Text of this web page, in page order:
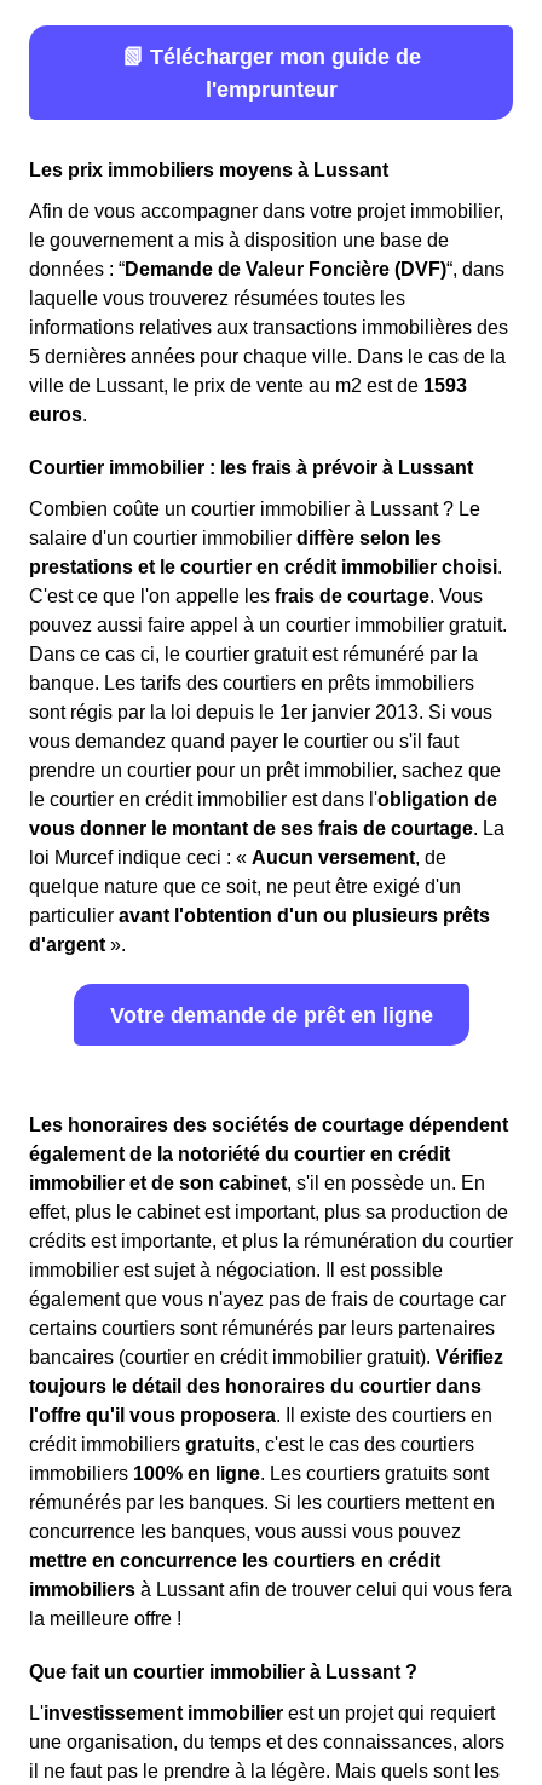
📗 Télécharger mon guide de
l'emprunteur
Les prix immobiliers moyens à Lussant
Afin de vous accompagner dans votre projet immobilier,
le gouvernement a mis à disposition une base de
données : “Demande de Valeur Foncière (DVF)“, dans
laquelle vous trouverez résumées toutes les
informations relatives aux transactions immobilières des
5 dernières années pour chaque ville. Dans le cas de la
ville de Lussant, le prix de vente au m2 est de 1593
euros.
Courtier immobilier : les frais à prévoir à Lussant
Combien coûte un courtier immobilier à Lussant ? Le
salaire d'un courtier immobilier diffère selon les
prestations et le courtier en crédit immobilier choisi.
C'est ce que l'on appelle les frais de courtage. Vous
pouvez aussi faire appel à un courtier immobilier gratuit.
Dans ce cas ci, le courtier gratuit est rémunéré par la
banque. Les tarifs des courtiers en prêts immobiliers
sont régis par la loi depuis le 1er janvier 2013. Si vous
vous demandez quand payer le courtier ou s'il faut
prendre un courtier pour un prêt immobilier, sachez que
le courtier en crédit immobilier est dans l'obligation de
vous donner le montant de ses frais de courtage. La
loi Murcef indique ceci : « Aucun versement, de
quelque nature que ce soit, ne peut être exigé d'un
particulier avant l'obtention d'un ou plusieurs prêts
d'argent ».
Votre demande de prêt en ligne
Les honoraires des sociétés de courtage dépendent
également de la notoriété du courtier en crédit
immobilier et de son cabinet, s'il en possède un. En
effet, plus le cabinet est important, plus sa production de
crédits est importante, et plus la rémunération du courtier
immobilier est sujet à négociation. Il est possible
également que vous n'ayez pas de frais de courtage car
certains courtiers sont rémunérés par leurs partenaires
bancaires (courtier en crédit immobilier gratuit). Vérifiez
toujours le détail des honoraires du courtier dans
l'offre qu'il vous proposera. Il existe des courtiers en
crédit immobiliers gratuits, c'est le cas des courtiers
immobiliers 100% en ligne. Les courtiers gratuits sont
rémunérés par les banques. Si les courtiers mettent en
concurrence les banques, vous aussi vous pouvez
mettre en concurrence les courtiers en crédit
immobiliers à Lussant afin de trouver celui qui vous fera
la meilleure offre !
Que fait un courtier immobilier à Lussant ?
L'investissement immobilier est un projet qui requiert
une organisation, du temps et des connaissances, alors
il ne faut pas le prendre à la légère. Mais quels sont les